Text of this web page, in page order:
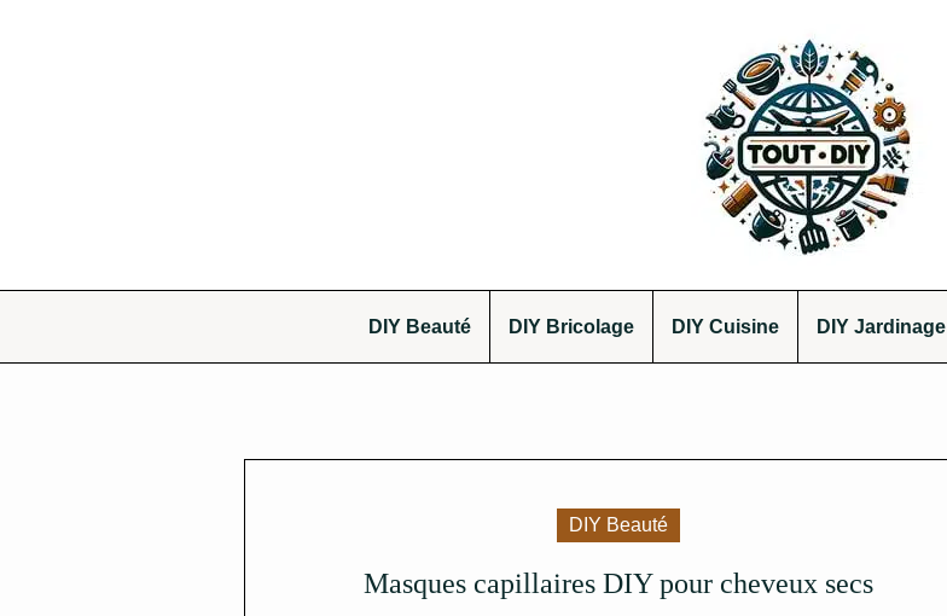
DIY Beauté DIY Bricolage DIY Cuisine DIY Jardinage
DIY Beauté
Masques capillaires DIY pour cheveux secs